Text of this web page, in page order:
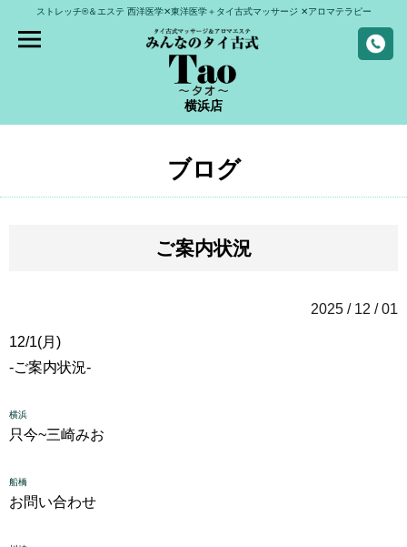
ストレッチ®＆エステ 西洋医学✕東洋医学＋タイ古式マッサージ ✕アロマテラピー
横浜店
ブログ
ご案内状況
2025 / 12 / 01
12/1(月)
-ご案内状況-
横浜
只今~三崎みお
船橋
お問い合わせ